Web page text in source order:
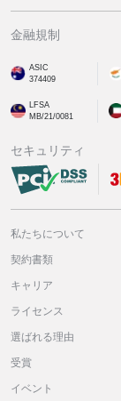
金融規制
ASIC
374409
LFSA
MB/21/0081
セキュリティ
私たちについて
契約書類
キャリア
ライセンス
選ばれる理由
受賞
イベント